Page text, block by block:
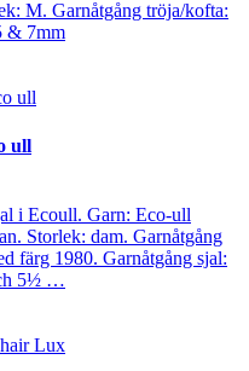
M. Garnåtgång tröja/kofta:
& 7mm
ull
i Ecoull. Garn: Eco-ull
Storlek: dam. Garnåtgång
färg 1980. Garnåtgång sjal:
5½ …